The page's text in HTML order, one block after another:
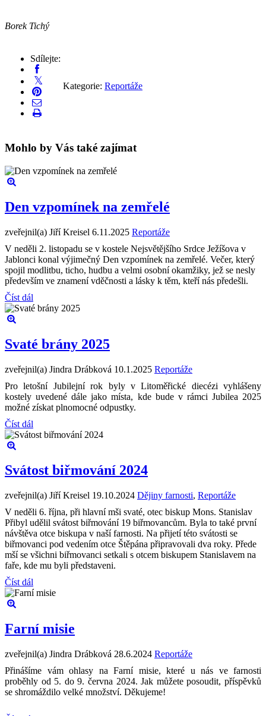
Borek Tichý
Sdílejte:
Kategorie: Reportáže
Mohlo by Vás také zajímat
Den vzpomínek na zemřelé
zveřejnil(a) Jiří Kreisel 6.11.2025 Reportáže
V neděli 2. listopadu se v kostele Nejsvětějšího Srdce Ježíšova v
Jablonci konal výjimečný Den vzpomínek na zemřelé. Večer, který
spojil modlitbu, ticho, hudbu a velmi osobní okamžiky, jež se nesly
především ve znamení vděčnosti a lásky k těm, kteří nás předešli.
Číst dál
Svaté brány 2025
zveřejnil(a) Jindra Drábková 10.1.2025 Reportáže
Pro letošní Jubilejní rok byly v Litoměřické diecézi vyhlášeny
kostely uvedené dále jako místa, kde bude v rámci Jubilea 2025
možné získat plnomocné odpustky.
Číst dál
Svátost biřmování 2024
zveřejnil(a) Jiří Kreisel 19.10.2024 Dějiny farnosti, Reportáže
V neděli 6. října, při hlavní mši svaté, otec biskup Mons. Stanislav
Přibyl udělil svátost biřmování 19 biřmovancům. Byla to také první
návštěva otce biskupa v naší farnosti. Na přijetí této svátosti se
biřmovanci pod vedením otce Štěpána připravovali dva roky. Přede
mší se všichni biřmovanci setkali s otcem biskupem Stanislavem na
faře, kde mu byli představeni.
Číst dál
Farní misie
zveřejnil(a) Jindra Drábková 28.6.2024 Reportáže
Přinášíme vám ohlasy na Farní misie, které u nás ve farnosti
proběhly od 5. do 9. června 2024. Jak můžete posoudit, příspěvků
se shromáždilo velké množství. Děkujeme!